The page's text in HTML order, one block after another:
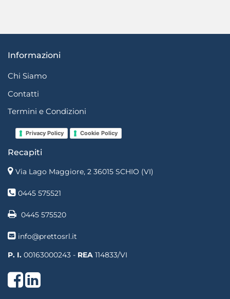
Informazioni
Chi Siamo
Contatti
Termini e Condizioni
Privacy Policy Cookie Policy
Recapiti
Via Lago Maggiore, 2 36015 SCHIO (VI)
0445 575521
0445 575520
info@prettosrl.it
P. I. 00163000243 - REA 114833/VI
Facebook
LinkedIn